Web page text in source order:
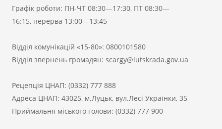
Графік роботи: ПН-ЧТ 08:30—17:30, ПТ 08:30—
16:15, перерва 13:00—13:45
Відділ комунікацій «15-80»: 0800101580
Відділ звернень громадян: scargy@lutskrada.gov.ua
Рецепція ЦНАП: (0332) 777 888
Адреса ЦНАП: 43025, м.Луцьк, вул.Лесі Українки, 35
Приймальня міського голови: (0332) 777 900